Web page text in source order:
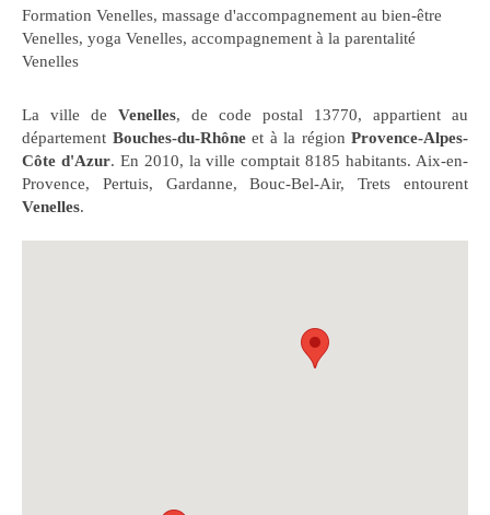
Formation Venelles, massage d'accompagnement au bien-être
Venelles, yoga Venelles, accompagnement à la parentalité
Venelles
La ville de Venelles, de code postal 13770, appartient au
département Bouches-du-Rhôneet à la région Provence-Alpes-
Côte d'Azur. En 2010, la ville comptait 8185 habitants. Aix-en-
Provence, Pertuis, Gardanne, Bouc-Bel-Air, Trets entourent
Venelles.